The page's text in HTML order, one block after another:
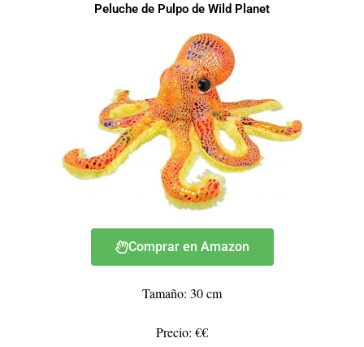
Peluche de Pulpo de Wild Planet
Comprar en Amazon
Tamaño: 30 cm
Precio: €€